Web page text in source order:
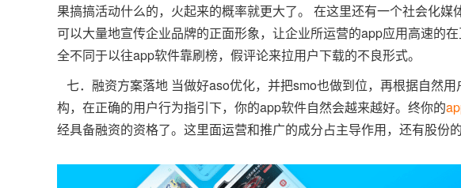
果搞搞活动什么的，火起来的概率就更大了。 在这里还有一个社会化媒
可以大量地宣传企业品牌的正面形象，让企业所运营的app应用高速的
全不同于以往app软件靠刷榜，假评论来拉用户下载的不良形式。
七．融资方案落地 当做好aso优化，并把smo也做到位，再根据自然
构，在正确的用户行为指引下，你的app软件自然会越来越好。终你的
经具备融资的资格了。这里面运营和推广的成分占主导作用，还有股